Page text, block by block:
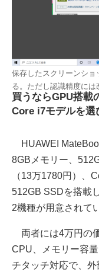
保存したスクリーンショ
る。ただし認識精度に
買うならGPU搭載
Core i7モデルを選
HUAWEI
8GBメモリー、
（13万1780円）、
512GB SSDを搭載
2機種が用意されて
両者には4万円の
CPU、メモリー容
チタッチ対応で、